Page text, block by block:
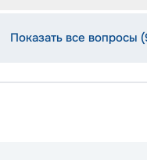
Показать все вопросы